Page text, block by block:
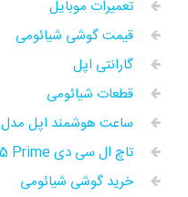
تعمیرات موبایل
قیمت گوشی شیائومی
گارانتی اپل
قطعات شیائومی
ساعت هوشمند اپل مدل Edition Series 3
تاچ ال سی دی J5 Prime
خرید گوشی شیائومی